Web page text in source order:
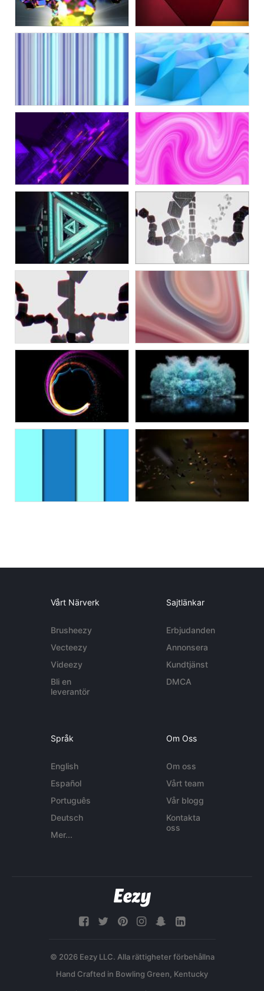
Vårt Närverk
Brusheezy
Vecteezy
Videezy
Bli en
leverantör
Sajtlänkar
Erbjudanden
Annonsera
Kundtjänst
DMCA
Språk
English
Español
Português
Deutsch
Mer...
Om Oss
Om oss
Vårt team
Vår blogg
Kontakta
oss
© 2026 Eezy LLC. Alla rättigheter förbehållna